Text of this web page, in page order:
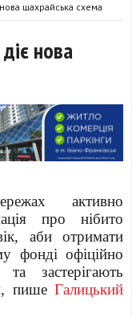
нова шахрайська схема
нова
активно
про нібито
аби отримати
фонді офіційно
застерігають
пише Галицький